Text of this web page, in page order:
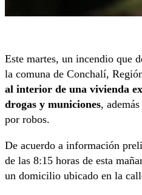
Este martes, un incendio que
la comuna de Conchalí,
al interior de una vivienda
drogas y municiones,
por robos.
De acuerdo a información
de las 8:15 horas de esta
un domicilio ubicado en la